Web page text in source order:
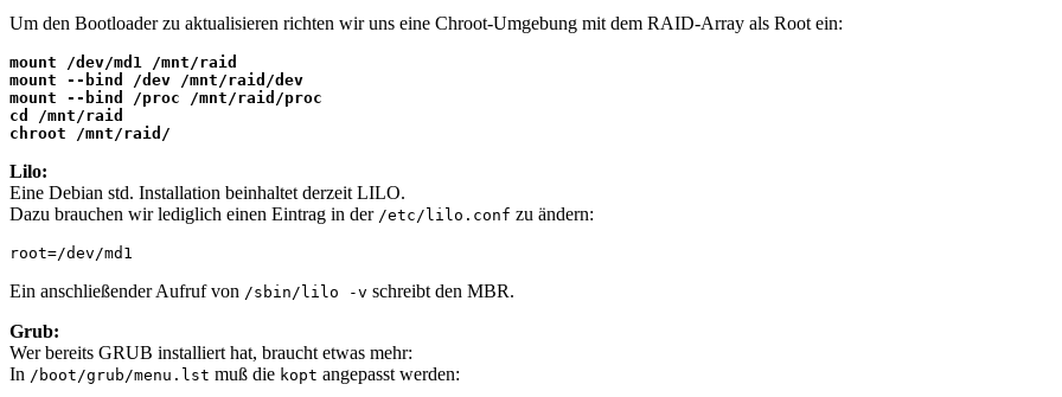
Um den Bootloader zu aktualisieren richten wir uns eine Chroot-Umgebung mit dem RAID-Array als Root ein:
mount /dev/md1 /mnt/raid
mount --bind /dev /mnt/raid/dev
mount --bind /proc /mnt/raid/proc
cd /mnt/raid
chroot /mnt/raid/
Lilo:
Eine Debian std. Installation beinhaltet derzeit LILO.
Dazu brauchen wir lediglich einen Eintrag in der /etc/lilo.conf zu ändern:
root=/dev/md1
Ein anschließender Aufruf von /sbin/lilo -v schreibt den MBR.
Grub:
Wer bereits GRUB installiert hat, braucht etwas mehr:
In /boot/grub/menu.lst muß die kopt angepasst werden: